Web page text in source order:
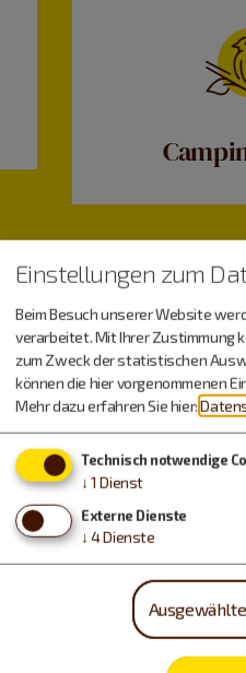
Einstellungen zum
Beim Besuch unserer Website
verarbeitet. Mit Ihrer Zustimmung
zum Zweck der statistischen
können die hier vorgenommenen
Mehr dazu erfahren Sie hier:
Technisch notwendige
↓ 1 Dienst
Externe Dienste
↓ 4Dienste